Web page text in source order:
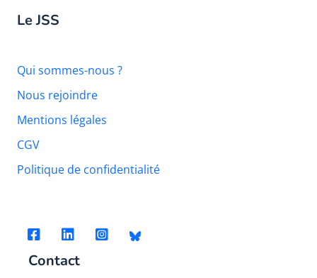
Le JSS
Qui sommes-nous ?
Nous rejoindre
Mentions légales
CGV
Politique de confidentialité
Contact